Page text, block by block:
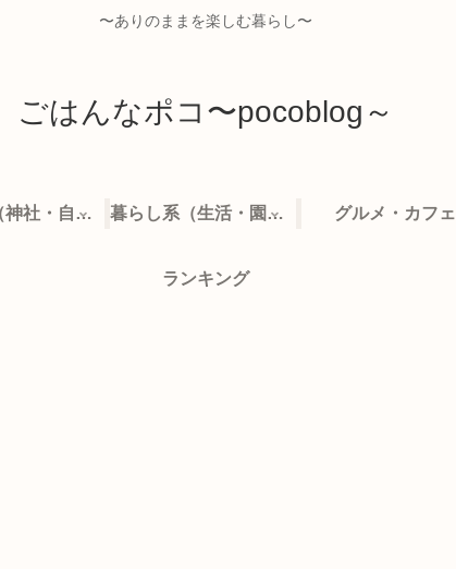
〜ありのままを楽しむ暮らし〜
ごはんなポコ〜pocoblog～
お出かけ（神社・自然・旅） 暮らし系（生活・園芸など） グルメ・カフェ
ランキング